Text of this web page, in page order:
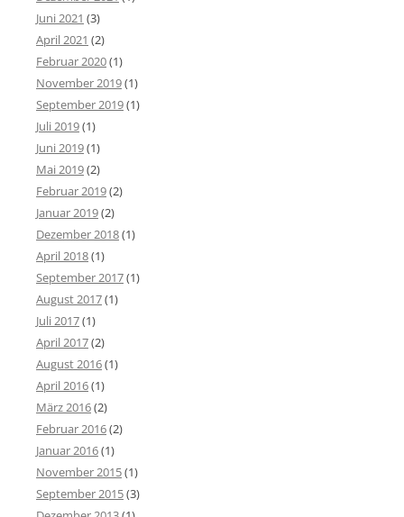
Juni 2021 (3)
April 2021 (2)
Februar 2020(1)
November 2019(1)
September 2019(1)
Juli 2019(1)
Juni 2019(1)
Mai 2019(2)
Februar 2019(2)
Januar 2019(2)
Dezember 2018(1)
April 2018(1)
September 2017(1)
August 2017(1)
Juli 2017(1)
April 2017(2)
August 2016(1)
April 2016(1)
März 2016(2)
Februar 2016(2)
Januar 2016(1)
November 2015(1)
September 2015(3)